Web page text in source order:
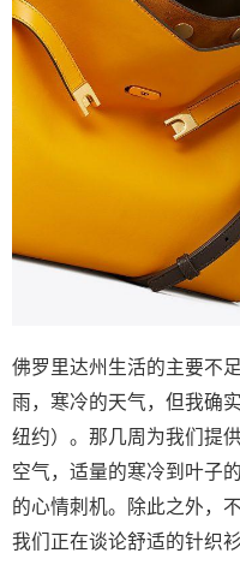
佛罗里达州生活的主要不
雨，寒冷的天气，但我确
纽约）。那几周为我们提
空气，适量的寒冷到叶子
的心情刺机。除此之外，
我们正在谈论舒适的针织